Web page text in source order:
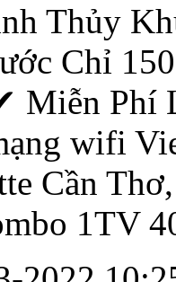
Thủy
Chỉ
Miễn Phí
wifi
Cần Thơ
1TV